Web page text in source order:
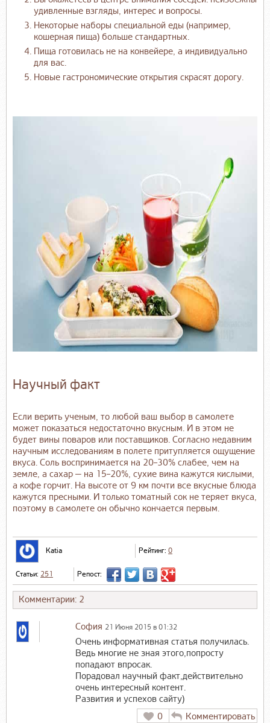
удивленные взгляды, интерес и вопросы.
Некоторые наборы специальной еды (например,
кошерная пища) больше стандартных.
Пища готовилась не на конвейере, а индивидуально
для вас.
Новые гастрономические открытия скрасят дорогу.
Научный факт
Если верить ученым, то любой ваш выбор в самолете
может показаться недостаточно вкусным. И в этом не
будет вины поваров или поставщиков. Согласно недавним
научным исследованиям в полете притупляется ощущение
вкуса. Соль воспринимается на 20–30% слабее, чем на
земле, а сахар — на 15–20%, сухие вина кажутся кислыми,
а кофе горчит. На высоте от 9 км почти все вкусные блюда
кажутся пресными. И только томатный сок не теряет вкуса,
поэтому в самолете он обычно кончается первым.
Katia Рейтинг: 0
Статьи: 251 Репост:
Комментарии: 2
София 21 Июня 2015 в 01:32
Очень информативная статья получилась.
Ведь многие не зная этого,попросту
попадают впросак.
Порадовал научный факт,действительно
очень интересный контент.
Развития и успехов сайту)
0
Комментировать